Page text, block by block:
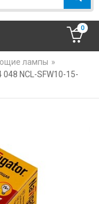
0
лампы »
NCL-SFW10-15-